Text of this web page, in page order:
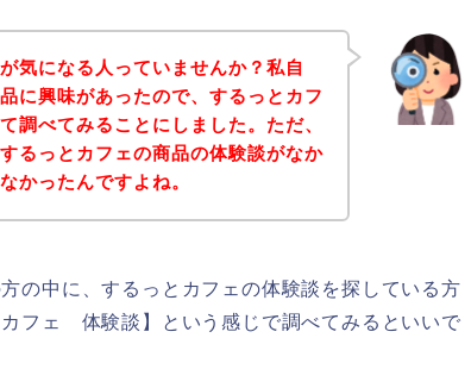
気になる人っていませんか？私自
に興味があったので、するっとカフ
調べてみることにしました。ただ、
るっとカフェの商品の体験談がなか
かったんですよね。
の中に、するっとカフェの体験談を探している方
フェ 体験談】という感じで調べてみるといいで